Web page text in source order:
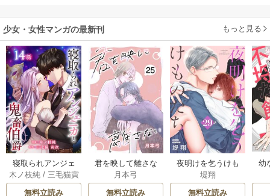
す～［ばら売り］
少女・女性マンガの最新刊 もっと見る
寝取られアンジェ
ニカと鬼畜伯爵
［ばら売り］ 14巻
木ノ枝純/ 三毛猫寅
次
無料立読み
君を映して離さな
い[ばら売り] 25巻
月本弓
無料立読み
夜明けを乞うけも
のたち[ばら売り] 2
8-29巻
堤翔
無料立読み
幼